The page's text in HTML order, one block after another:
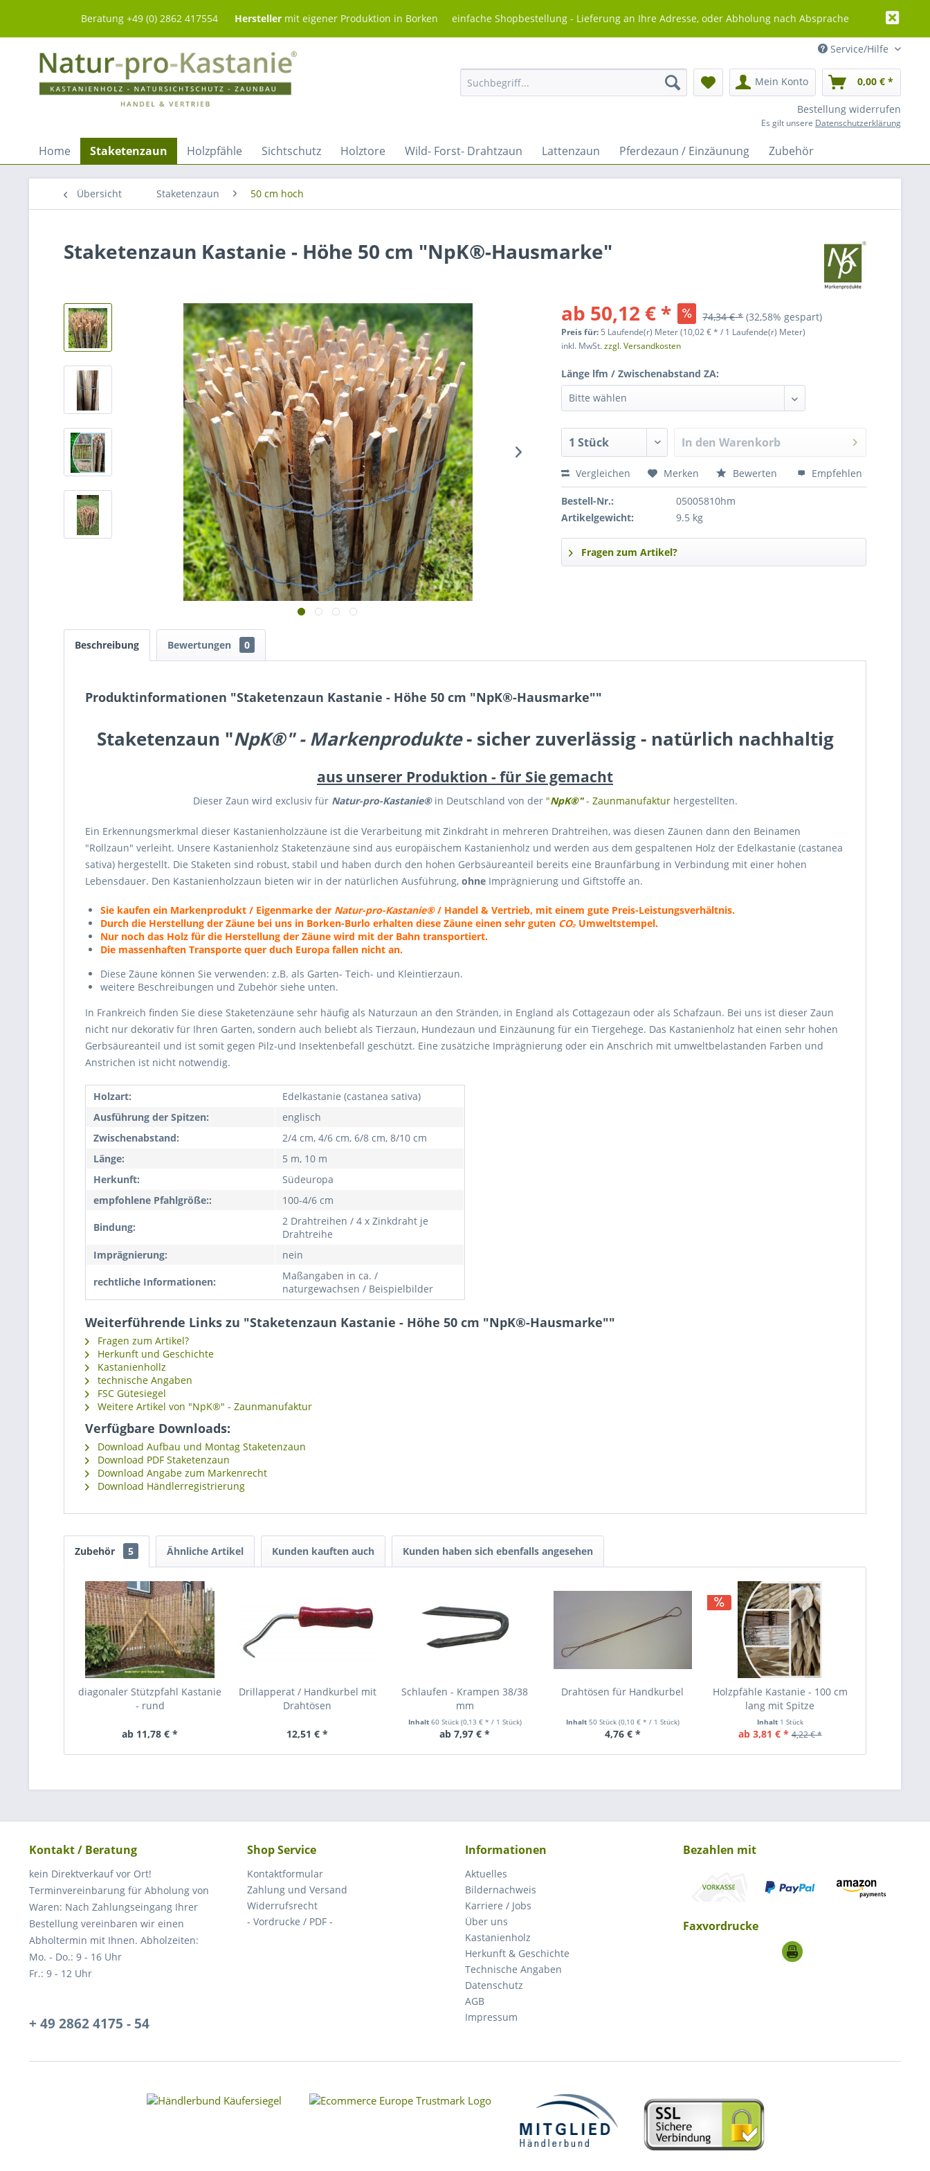
Beratung +49 (0) 2862 417554 Hersteller mit eigener Produktion in Borken einfache Shopbestellung - Lieferung an Ihre Adresse, oder Abholung nach Absprache
Service/Hilfe
Mein Konto 0,00 € *
Bestellung widerrufen
Es gilt unsere Datenschutzerklärung
Home Staketenzaun Holzpfähle Sichtschutz Holztore Wild- Forst- Drahtzaun Lattenzaun Pferdezaun / Einzäunung Zubehör
Übersicht Staketenzaun 50 cm hoch
Staketenzaun Kastanie - Höhe 50 cm "NpK®-Hausmarke"
ab 50,12 € * 74,34 € * (32,58% gespart)
Preis für: 5 Laufende(r) Meter (10,02 € * / 1 Laufende(r) Meter)
inkl. MwSt.zzgl. Versandkosten
Länge lfm / Zwischenabstand ZA:
In den Warenkorb
Vergleichen Merken Bewerten Empfehlen
Bestell-Nr.:
05005810hm
Artikelgewicht:
9.5 kg
Fragen zum Artikel?
Beschreibung Bewertungen 0
Produktinformationen "Staketenzaun Kastanie - Höhe 50 cm "NpK®-Hausmarke""
Staketenzaun "NpK®" - Markenprodukte- sicher zuverlässig - natürlich nachhaltig
aus unserer Produktion - für Sie gemacht
Dieser Zaun wird exclusiv fürNatur-pro-Kastanie®in Deutschland von der "NpK®"- Zaunmanufakturhergestellten.
Ein Erkennungsmerkmal dieser Kastanienholzzäune ist die Verarbeitung mit Zinkdraht in mehreren Drahtreihen, was diesen Zäunen dann den Beinamen
"Rollzaun" verleiht. Unsere Kastanienholz Staketenzäune sind aus europäischem Kastanienholz und werden aus dem gespaltenen Holz der Edelkastanie (castanea
sativa) hergestellt. Die Staketen sind robust, stabil und haben durch den hohen Gerbsäureanteil bereits eine Braunfärbung in Verbindung mit einer hohen
Lebensdauer. Den Kastanienholzzaun bieten wir in der natürlichen Ausführung, ohne Imprägnierung und Giftstoffe an.
Sie kaufen ein Markenprodukt / Eigenmarke der Natur-pro-Kastanie®/ Handel & Vertrieb, mit einem gute Preis-Leistungsverhältnis.
Durch die Herstellung der Zäune bei uns in Borken-Burlo erhalten diese Zäune einen sehr guten CO₂ Umweltstempel.
Nur noch das Holz für die Herstellung der Zäune wird mit der Bahn transportiert.
Die massenhaften Transporte quer duch Europa fallen nicht an.
Diese Zäune können Sie verwenden: z.B. als Garten- Teich- und Kleintierzaun.
weitere Beschreibungen und Zubehör siehe unten.
In Frankreich finden Sie diese Staketenzäune sehr häufig als Naturzaun an den Stränden, in England als Cottagezaun oder als Schafzaun. Bei uns ist dieser Zaun
nicht nur dekorativ für Ihren Garten, sondern auch beliebt als Tierzaun, Hundezaun und Einzäunung für ein Tiergehege. Das Kastanienholz hat einen sehr hohen
Gerbsäureanteil und ist somit gegen Pilz-und Insektenbefall geschützt. Eine zusätziche Imprägnierung oder ein Anschrich mit umweltbelastanden Farben und
Anstrichen ist nicht notwendig.
Holzart:
Edelkastanie (castanea sativa)
Ausführung der Spitzen:
englisch
Zwischenabstand:
2/4 cm, 4/6 cm, 6/8 cm, 8/10 cm
Länge:
5 m, 10 m
Herkunft:
Südeuropa
empfohlene Pfahlgröße::
100-4/6 cm
Bindung:
2 Drahtreihen / 4 x Zinkdraht je
Drahtreihe
Imprägnierung:
nein
rechtliche Informationen:
Maßangaben in ca. /
naturgewachsen / Beispielbilder
Weiterführende Links zu "Staketenzaun Kastanie - Höhe 50 cm "NpK®-Hausmarke""
Fragen zum Artikel?
Herkunft und Geschichte
Kastanienhollz
technische Angaben
FSC Gütesiegel
Weitere Artikel von "NpK®" - Zaunmanufaktur
Verfügbare Downloads:
Download Aufbau und Montag Staketenzaun
Download PDF Staketenzaun
Download Angabe zum Markenrecht
Download Händlerregistrierung
Zubehör 5 Ähnliche Artikel Kunden kauften auch Kunden haben sich ebenfalls angesehen
diagonaler Stützpfahl Kastanie
- rund
ab 11,78 € *
Drillapperat / Handkurbel mit
Drahtösen
12,51 € *
Schlaufen - Krampen 38/38
mm
Inhalt 60 Stück (0,13 € * / 1 Stück)
ab 7,97 € *
Drahtösen für Handkurbel
Inhalt 50 Stück (0,10 € * / 1 Stück)
4,76 € *
Holzpfähle Kastanie - 100 cm
lang mit Spitze
Inhalt 1 Stück
ab 3,81 € * 4,22 € *
Kontakt / Beratung
kein Direktverkauf vor Ort!
Terminvereinbarung für Abholung von
Waren: Nach Zahlungseingang Ihrer
Bestellung vereinbaren wir einen
Abholtermin mit Ihnen. Abholzeiten:
Mo. - Do.: 9 - 16 Uhr
Fr.: 9 - 12 Uhr
+ 49 2862 4175 - 54
Shop Service
Kontaktformular
Zahlung und Versand
Widerrufsrecht
- Vordrucke / PDF -
Informationen
Aktuelles
Bildernachweis
Karriere / Jobs
Über uns
Kastanienholz
Herkunft & Geschichte
Technische Angaben
Datenschutz
AGB
Impressum
Bezahlen mit
Faxvordrucke